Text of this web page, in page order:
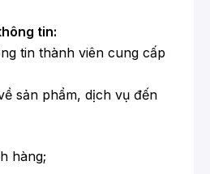
tin:
tin thành viên cung cấp
sản phẩm, dịch vụ đến
hàng;